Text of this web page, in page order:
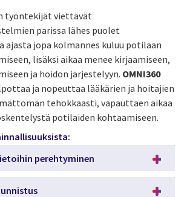
työntekijät viettävät
parissa lähes puolet
ajasta jopa kolmannes kuluu potilaan
lisäksi aikaa menee kirjaamiseen,
ja hoidon järjestelyyn. OMNI360
ja nopeuttaa lääkärien ja hoitajien
tehokkaasti, vapauttaen aikaa
potilaiden kohtaamiseen.
perehtyminen